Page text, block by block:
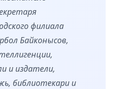
филиала
Байконысов,
и издатели,
библиотекари и